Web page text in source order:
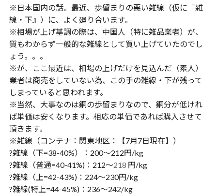
※日本国内の話。最近、歩留まりの悪い雑線（仮に『雑
線・下』）に、よく廻り合います。
※相場が上げ基調の際は、中国人（特に雑品業者）が、
質もわからず一般的な雑線として買い上げていたのでし
ょう。。。
※が、ここ最近は、相場の上げだけを見込んだ（素人）
業者は商売をしていない為、この手の雑線・下が残って
しまっていると思われます。
※当然、大事なのは銅の歩留まりなので、銅分が低けれ
ば単価は安くなります。相応の単価であれば購入させて
頂きます。
※雑線（コンテナ：関東地区：【7月7日現在】）
?雑線（下=38-40%）：200〜212円/kg
?雑線（普通=40-41%)：212〜218 円/kg
?雑線（上=42-43%)：224〜230円/kg
?雑線(特上=44-45%)：236〜242/kg